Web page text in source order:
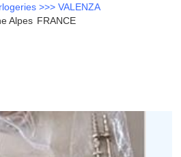
>>> VALENZA
Alpes FRANCE